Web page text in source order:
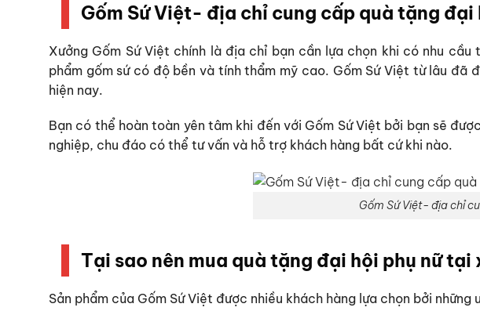
Gốm Sứ Việt- địa chỉ cung cấp quà tặng đại
Xưởng Gốm Sứ Việt chính là địa chỉ bạn cần lựa chọn khi có nhu
phẩm gốm sứ có độ bền và tính thẩm mỹ cao. Gốm Sứ Việt từ lâu
hiện nay.
Bạn có thể hoàn toàn yên tâm khi đến với Gốm Sứ Việt bởi bạn sẽ
nghiệp, chu đáo có thể tư vấn và hỗ trợ khách hàng bất cứ khi nào.
Gốm Sứ Việt- địa chỉ
Tại sao nên mua quà tặng đại hội phụ nữ tại
Sản phẩm của Gốm Sứ Việt được nhiều khách hàng lựa chọn bởi những